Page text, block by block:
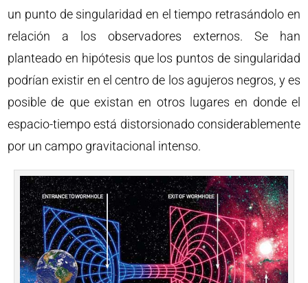
un punto de singularidad en el tiempo retrasándolo en
relación a los observadores externos. Se han
planteado en hipótesis que los puntos de singularidad
podrían existir en el centro de los agujeros negros, y es
posible de que existan en otros lugares en donde el
espacio-tiempo está distorsionado considerablemente
por un campo gravitacional intenso.